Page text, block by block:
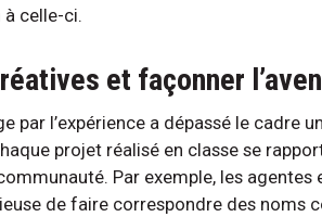
celle-ci.
et façonner
par l’expérience a dépassé le cadre
projet réalisé en classe se
Par exemple, les agentes
de faire correspondre des noms